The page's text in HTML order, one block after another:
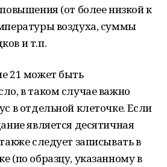
(от более низкой к
воздуха, суммы
и т.п.
21 может быть
в таком случае важно
в отдельной клеточке. Если
является десятичная
следует записывать в
(по образцу, указанному в